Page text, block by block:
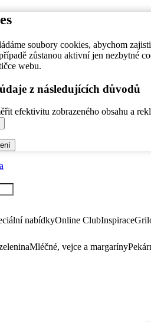
soubory cookies, abychom
zůstanou aktivní jen nezbytné
webu.
z následujících důvodů
efektivitu zobrazeného obsahu a
nabídkyOnline ClubInspirace
Mléčné, vejce a margaríny